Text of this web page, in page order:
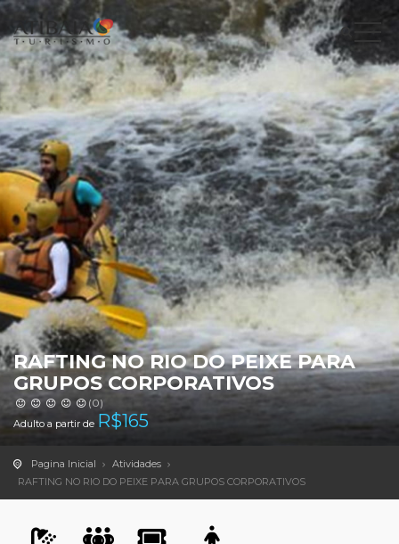
RAFTING NO RIO DO PEIXE PARA
GRUPOS CORPORATIVOS
(0)
Adulto a partir de R$165
Pagina Inicial
Atividades
RAFTING NO RIO DO PEIXE PARA GRUPOS CORPORATIVOS